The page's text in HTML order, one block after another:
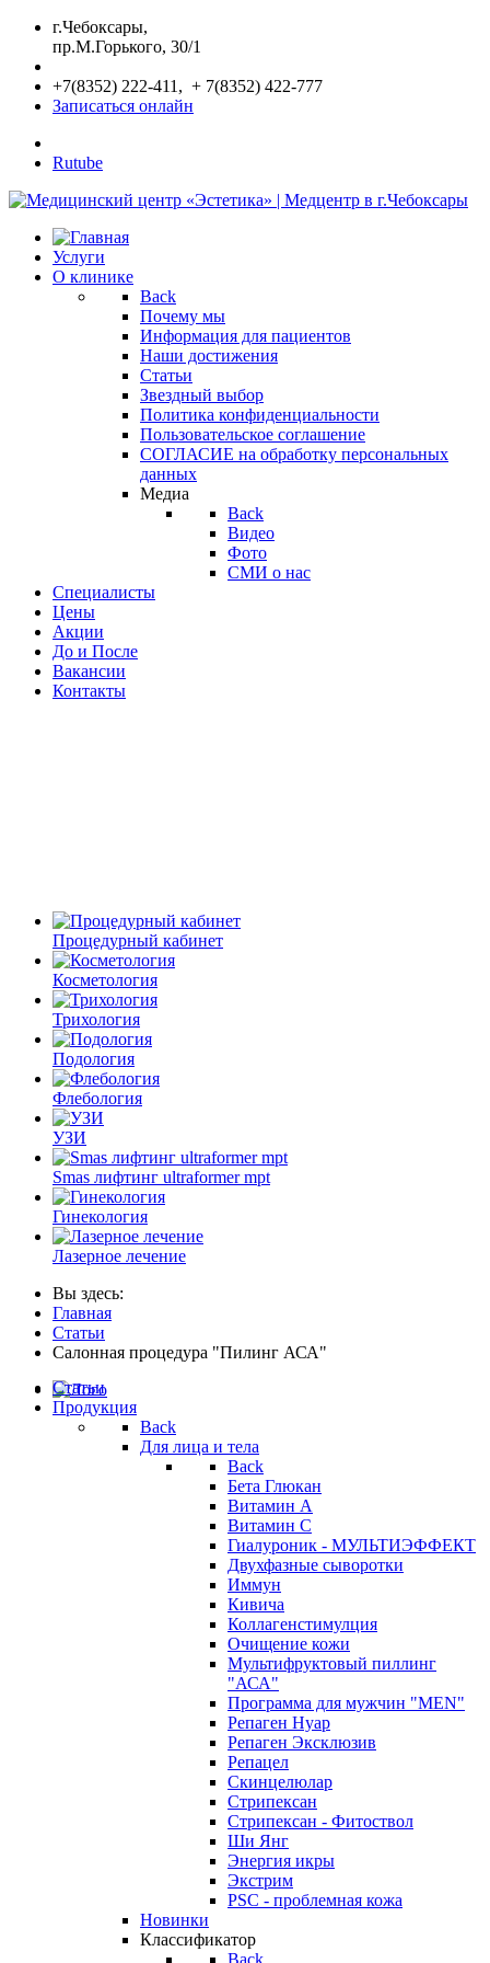
г.Чебоксары,
пр.М.Горького, 30/1
+7(8352) 222-411, + 7(8352) 422-777
Записаться онлайн
Rutube
Услуги
О клинике
Back
Почему мы
Информация для пациентов
Наши достижения
Статьи
Звездный выбор
Политика конфиденциальности
Пользовательское соглашение
СОГЛАСИЕ на обработку персональных
данных
Медиа
Back
Видео
Фото
СМИ о нас
Специалисты
Цены
Акции
До и После
Вакансии
Контакты
Процедурный кабинет
Косметология
Трихология
Подология
Флебология
УЗИ
Smas лифтинг ultraformer mpt
Гинекология
Лазерное лечение
Вы здесь:
Главная
Статьи
Салонная процедура "Пилинг АСА"
Статьи
Продукция
Back
Для лица и тела
Back
Бета Глюкан
Витамин А
Витамин С
Гиалуроник - МУЛЬТИЭФФЕКТ
Двухфазные сыворотки
Иммун
Кивича
Коллагенстимулция
Очищение кожи
Мультифруктовый пиллинг
"АСА"
Программа для мужчин "MEN"
Репаген Нуар
Репаген Эксклюзив
Репацел
Скинцелюлар
Стрипексан
Стрипексан - Фитоствол
Ши Янг
Энергия икры
Экстрим
PSC - проблемная кожа
Новинки
Классификатор
Back